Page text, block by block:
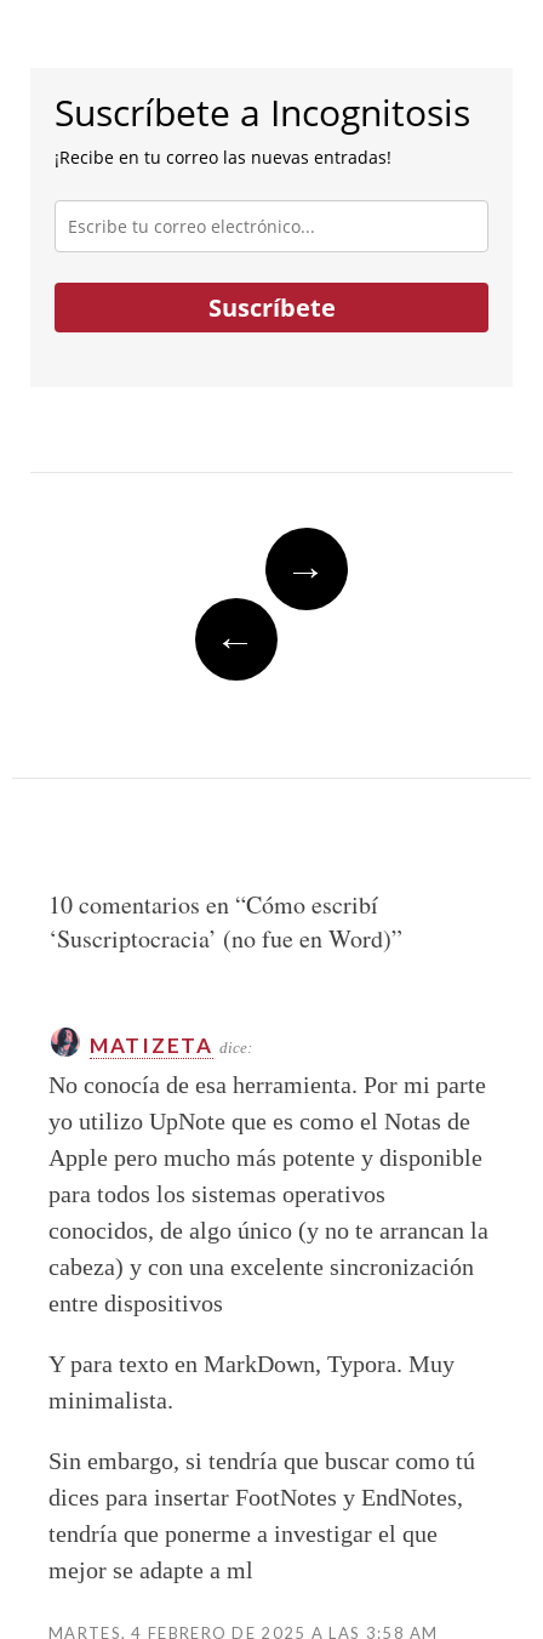
Suscríbete a Incognitosis
¡Recibe en tu correo las nuevas entradas!
Escribe
tu
correo
electrónico...
Suscríbete
→
←
10 comentarios en “Cómo escribí
‘Suscriptocracia’ (no fue en Word)”
MATIZETA dice:
No conocía de esa herramienta. Por mi parte
yo utilizo UpNote que es como el Notas de
Apple pero mucho más potente y disponible
para todos los sistemas operativos
conocidos, de algo único (y no te arrancan la
cabeza) y con una excelente sincronización
entre dispositivos
Y para texto en MarkDown, Typora. Muy
minimalista.
Sin embargo, si tendría que buscar como tú
dices para insertar FootNotes y EndNotes,
tendría que ponerme a investigar el que
mejor se adapte a ml
MARTES, 4 FEBRERO DE 2025 A LAS 3:58 AM